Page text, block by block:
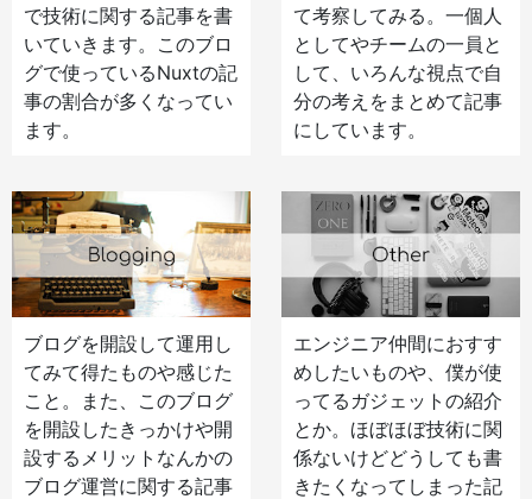
で技術に関する記事を書
いていきます。このブロ
グで使っているNuxtの記
事の割合が多くなってい
ます。
て考察してみる。一個人
としてやチームの一員と
して、いろんな視点で自
分の考えをまとめて記事
にしています。
ブログを開設して運用し
てみて得たものや感じた
こと。また、このブログ
を開設したきっかけや開
設するメリットなんかの
ブログ運営に関する記事
エンジニア仲間におすす
めしたいものや、僕が使
ってるガジェットの紹介
とか。ほぼほぼ技術に関
係ないけどどうしても書
きたくなってしまった記